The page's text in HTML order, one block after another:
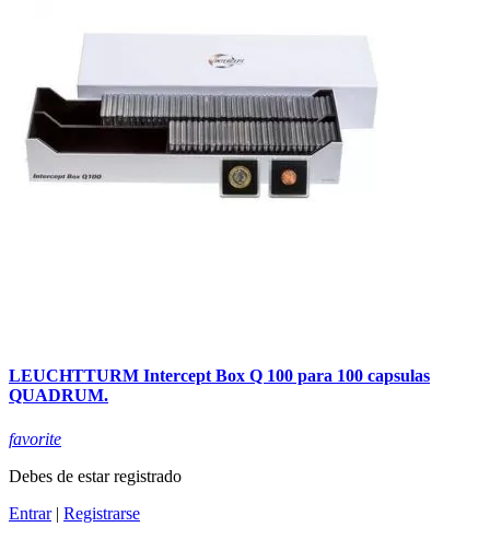
LEUCHTTURM Intercept Box Q 100 para 100 capsulas
QUADRUM.
favorite
Debes de estar registrado
Entrar| Registrarse